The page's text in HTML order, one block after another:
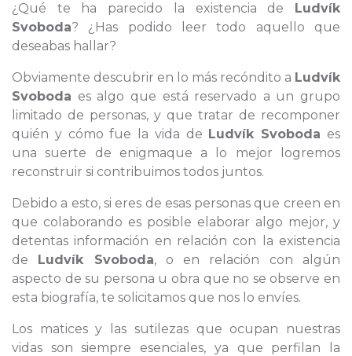
¿Qué te ha parecido la existencia de Ludvík
Svoboda? ¿Has podido leer todo aquello que
deseabas hallar?
Obviamente descubrir en lo más recóndito a Ludvík
Svoboda es algo que está reservado a un grupo
limitado de personas, y que tratar de recomponer
quién y cómo fue la vida de Ludvík Svoboda es
una suerte de enigmaque a lo mejor logremos
reconstruir si contribuimos todos juntos.
Debido a esto, si eres de esas personas que creen en
que colaborando es posible elaborar algo mejor, y
detentas información en relación con la existencia
de Ludvík Svoboda, o en relación con algún
aspecto de su persona u obra que no se observe en
esta biografía, te solicitamos que nos lo envíes.
Los matices y las sutilezas que ocupan nuestras
vidas son siempre esenciales, ya que perfilan la